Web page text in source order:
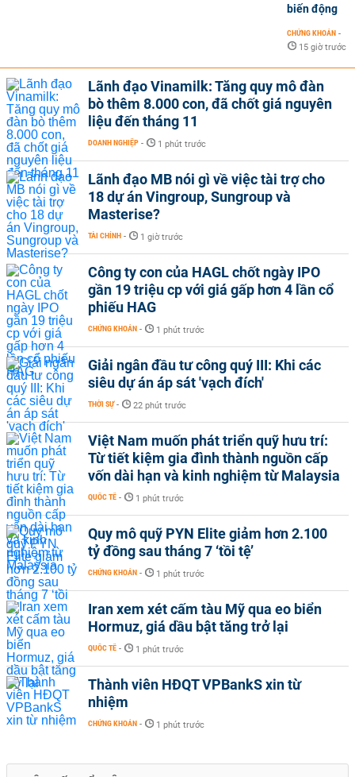
biến động
CHỨNG KHOÁN -
15 giờ trước
Lãnh đạo Vinamilk: Tăng quy mô đàn
bò thêm 8.000 con, đã chốt giá nguyên
liệu đến tháng 11
DOANH NGHIỆP - 1 phút trước
Lãnh đạo MB nói gì về việc tài trợ cho
18 dự án Vingroup, Sungroup và
Masterise?
TÀI CHÍNH - 1 giờ trước
Công ty con của HAGL chốt ngày IPO
gần 19 triệu cp với giá gấp hơn 4 lần cổ
phiếu HAG
CHỨNG KHOÁN - 1 phút trước
Giải ngân đầu tư công quý III: Khi các
siêu dự án áp sát 'vạch đích'
THỜI SỰ - 22 phút trước
Việt Nam muốn phát triển quỹ hưu trí:
Từ tiết kiệm gia đình thành nguồn cấp
vốn dài hạn và kinh nghiệm từ Malaysia
QUỐC TẾ - 1 phút trước
Quy mô quỹ PYN Elite giảm hơn 2.100
tỷ đồng sau tháng 7 ‘tồi tệ’
CHỨNG KHOÁN - 1 phút trước
Iran xem xét cấm tàu Mỹ qua eo biển
Hormuz, giá dầu bật tăng trở lại
QUỐC TẾ - 1 phút trước
Thành viên HĐQT VPBankS xin từ
nhiệm
CHỨNG KHOÁN - 1 phút trước